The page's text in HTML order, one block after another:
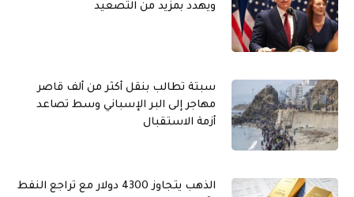
ويهدد بمزيد من التصعيد
سبتة تطالب بنقل أكثر من ألف قاصر
مهاجر إلى البر الإسباني وسط تصاعد
أزمة الاستقبال
الذهب يتجاوز 4300 دولار مع تراجع النفط